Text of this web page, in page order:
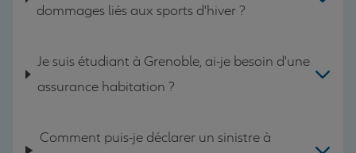
dommages liés aux sports d'hiver ?
Je suis étudiant à Grenoble, ai-je besoin d'une
assurance habitation ?
Comment puis-je déclarer un sinistre à